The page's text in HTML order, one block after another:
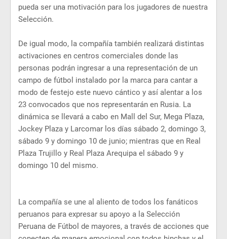
pueda ser una motivación para los jugadores de nuestra
Selección.
De igual modo, la compañía también realizará distintas
activaciones en centros comerciales donde las
personas podrán ingresar a una representación de un
campo de fútbol instalado por la marca para cantar a
modo de festejo este nuevo cántico y así alentar a los
23 convocados que nos representarán en Rusia. La
dinámica se llevará a cabo en Mall del Sur, Mega Plaza,
Jockey Plaza y Larcomar los días sábado 2, domingo 3,
sábado 9 y domingo 10 de junio; mientras que en Real
Plaza Trujillo y Real Plaza Arequipa el sábado 9 y
domingo 10 del mismo.
La compañía se une al aliento de todos los fanáticos
peruanos para expresar su apoyo a la Selección
Peruana de Fútbol de mayores, a través de acciones que